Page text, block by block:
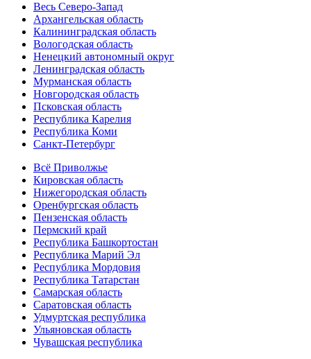
Весь Северо-Запад
Архангельская область
Калининградская область
Вологодская область
Ненецкий автономный округ
Ленинградская область
Мурманская область
Новгородская область
Псковская область
Республика Карелия
Республика Коми
Санкт-Петербург
Всё Приволжье
Кировская область
Нижегородская область
Оренбургская область
Пензенская область
Пермский край
Республика Башкортостан
Республика Марий Эл
Республика Мордовия
Республика Татарстан
Самарская область
Саратовская область
Удмуртская республика
Ульяновская область
Чувашская республика